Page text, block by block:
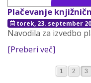
Plačevanje
torek, 23. september
Navodila za izvedbo
[Preberi več]
1 2 3